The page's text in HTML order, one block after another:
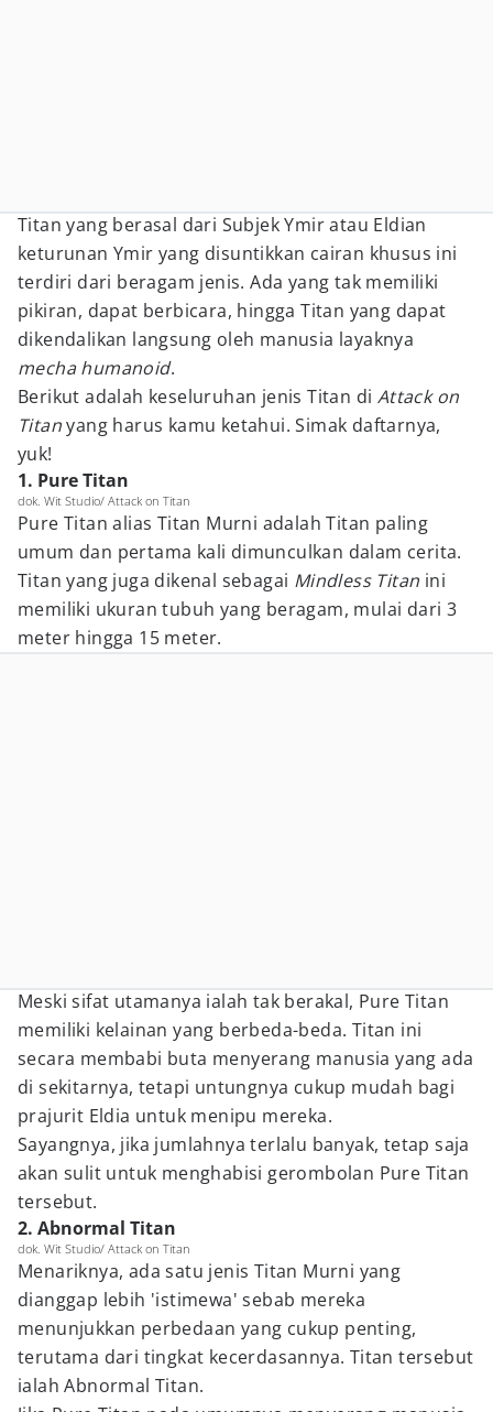
Titan yang berasal dari Subjek Ymir atau Eldian
keturunan Ymir yang disuntikkan cairan khusus ini
terdiri dari beragam jenis. Ada yang tak memiliki
pikiran, dapat berbicara, hingga Titan yang dapat
dikendalikan langsung oleh manusia layaknya
mecha humanoid.
Berikut adalah keseluruhan jenis Titan di Attack on
Titanyang harus kamu ketahui. Simak daftarnya,
yuk!
1. Pure Titan
dok. Wit Studio/ Attack on Titan
Pure Titan alias Titan Murni adalah Titan paling
umum dan pertama kali dimunculkan dalam cerita.
Titan yang juga dikenal sebagai Mindless Titan ini
memiliki ukuran tubuh yang beragam, mulai dari 3
meter hingga 15 meter.
Meski sifat utamanya ialah tak berakal, Pure Titan
memiliki kelainan yang berbeda-beda. Titan ini
secara membabi buta menyerang manusia yang ada
di sekitarnya, tetapi untungnya cukup mudah bagi
prajurit Eldia untuk menipu mereka.
Sayangnya, jika jumlahnya terlalu banyak, tetap saja
akan sulit untuk menghabisi gerombolan Pure Titan
tersebut.
2. Abnormal Titan
dok. Wit Studio/ Attack on Titan
Menariknya, ada satu jenis Titan Murni yang
dianggap lebih 'istimewa' sebab mereka
menunjukkan perbedaan yang cukup penting,
terutama dari tingkat kecerdasannya. Titan tersebut
ialah Abnormal Titan.